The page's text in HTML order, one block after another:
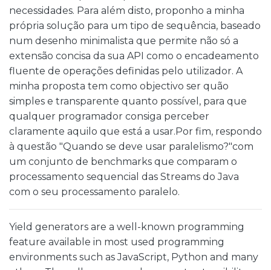
necessidades. Para além disto, proponho a minha
própria solução para um tipo de sequência, baseado
num desenho minimalista que permite não só a
extensão concisa da sua API como o encadeamento
fluente de operações definidas pelo utilizador. A
minha proposta tem como objectivo ser quão
simples e transparente quanto possível, para que
qualquer programador consiga perceber
claramente aquilo que está a usar.Por fim, respondo
à questão "Quando se deve usar paralelismo?"com
um conjunto de benchmarks que comparam o
processamento sequencial das Streams do Java
com o seu processamento paralelo.
Yield generators are a well-known programming
feature available in most used programming
environments such as JavaScript, Python and many